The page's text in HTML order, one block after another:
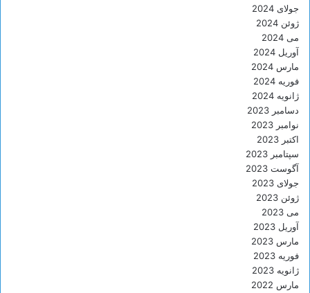
جولای 2024
ژوئن 2024
می 2024
آوریل 2024
مارس 2024
فوریه 2024
ژانویه 2024
دسامبر 2023
نوامبر 2023
اکتبر 2023
سپتامبر 2023
آگوست 2023
جولای 2023
ژوئن 2023
می 2023
آوریل 2023
مارس 2023
فوریه 2023
ژانویه 2023
مارس 2022